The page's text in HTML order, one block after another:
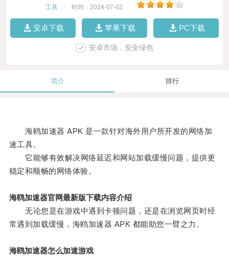
工具 时间：2024-07-02
安卓下载 苹果下载 PC下载
安卓市场，安全绿色
简介 排行
海鸥加速器 APK 是一款针对海外用户所开发的网络加
速工具。
它能够有效解决网络延迟和网站加载缓慢问题，提供更
稳定和顺畅的网络体验。
海鸥加速器官网最新版下载内容介绍
无论您是在游戏中遇到卡顿问题，还是在浏览网页时经
常遇到加载缓慢，海鸥加速器 APK 都能助您一臂之力。
海鸥加速器怎么加速游戏